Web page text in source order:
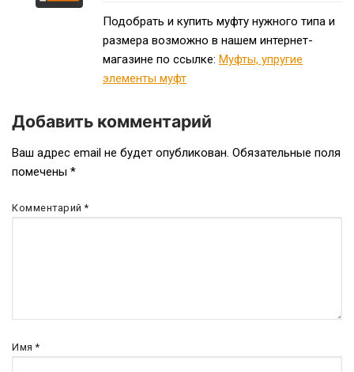
Подобрать и купить муфту нужного типа и
размера возможно в нашем интернет-
магазине по ссылке: Муфты, упругие
элементы муфт
Добавить комментарий
Ваш адрес email не будет опубликован. Обязательные поля
помечены *
Комментарий*
Имя*